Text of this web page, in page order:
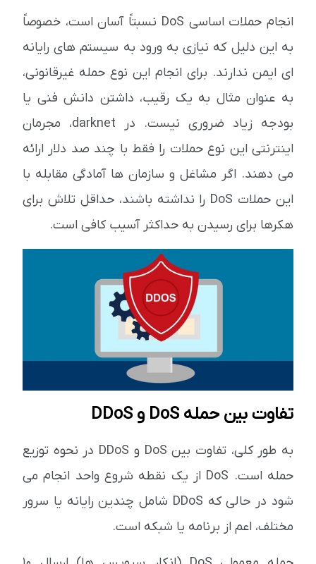
انجام حملات اساسی DoS نسبتاً آسان است، خصوصاً
به این دلیل که نیازی به ورود به سیستم های رایانه
ای ایمن ندارند. برای انجام این نوع حمله غیرقانونی،
به عنوان مثال به یک رقیب، داشتن دانش فنی یا
بودجه زیاد ضروری نیست. در darknet، مجرمان
اینترنتی این نوع حملات را فقط با چند صد دلار ارائه
می دهند. اگر مشاغل و سازمان ها آمادگی مقابله با
این حملات DoS را نداشته باشند، حداقل تلاش برای
هکرها برای رسیدن به حداکثر آسیب کافی است.
تفاوت بین حمله DoS و DDoS
به طور کلی، تفاوت بین DoS و DDoS در نحوه توزیع
حمله است. DoS از یک نقطه شروع واحد انجام می
شود در حالی که DDoS شامل چندین رایانه یا سرور
مختلف، اعم از برنامه یا شبکه است.